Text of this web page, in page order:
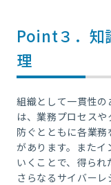
Point３． 知
理
組織として一貫性
は、業務プロセス
防ぐとともに各業
があります。また
いくことで、得られ
さらなるサイバーレ